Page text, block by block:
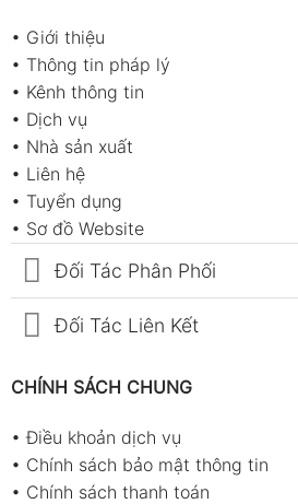
• Giới thiệu
• Thông tin pháp lý
• Kênh thông tin
• Dịch vụ
• Nhà sản xuất
• Liên hệ
• Tuyển dụng
• Sơ đồ Website
Đối Tác Phân Phối
Đối Tác Liên Kết
CHÍNH SÁCH CHUNG
•Điều khoản dịch vụ
• Chính sách bảo mật thông tin
• Chính sách thanh toán